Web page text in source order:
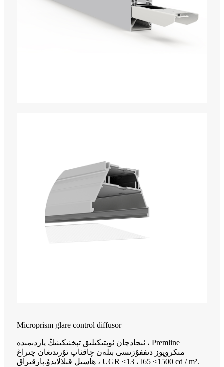
Microprism glare control diffusor
ئىجادچان ئوپتىكىلىق تېخنىكىنىڭ ياردىمىدە ، Premline
مىكروپوز دىففۇزىسى بىلەن چاقناپ تۇرىدىغان چىراغ
ھاسىل قىلالايدۇ.پارقىراق ، UGR <13 ، l65 <1500 cd / m².